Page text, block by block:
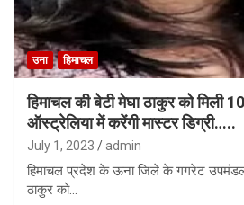
उना हिमाचल
हिमाचल की बेटी मेघा ठाकुर को मिली
ऑस्ट्रेलिया में करेंगी मास्टर डिग्री…..
July 1, 2023 admin
हिमाचल प्रदेश के ऊना जिले के गगरेट उपमंडल
ठाकुर को…